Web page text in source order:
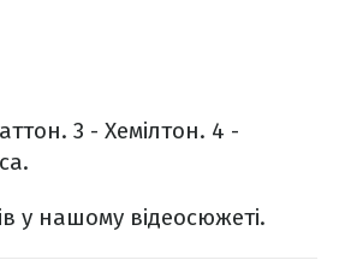
3 - Хемілтон. 4 -
у нашому відеосюжеті.